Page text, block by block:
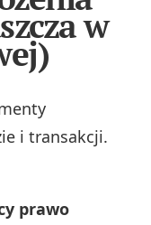
w
i transakcji.
prawo